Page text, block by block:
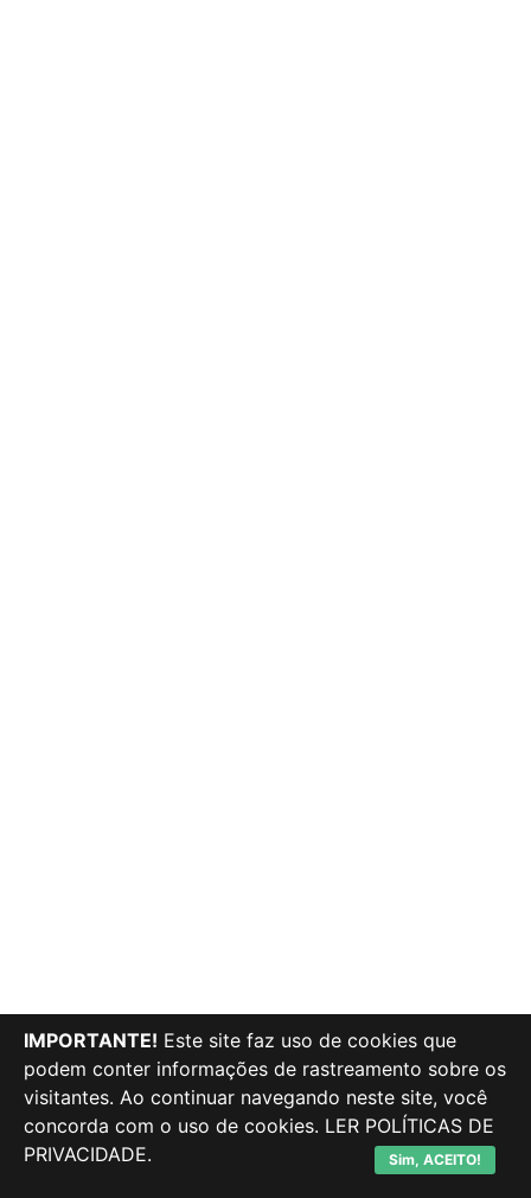
IMPORTANTE! Este site faz uso de cookies que
podem conter informações de rastreamento sobre os
visitantes. Ao continuar navegando neste site, você
concorda com o uso de cookies. LER POLÍTICAS DE
PRIVACIDADE.
Sim, ACEITO!